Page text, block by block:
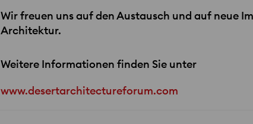
Wir freuen uns auf den Austausch und auf neue
Architektur.
Weitere Informationen finden Sie unter
www.desertarchitectureforum.com